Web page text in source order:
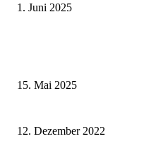
1. Juni 2025
15. Mai 2025
12. Dezember 2022